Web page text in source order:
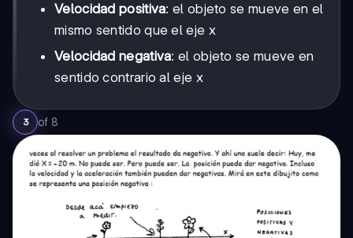
Velocidad positiva: el objeto se mueve en el
mismo sentido que el eje x
Velocidad negativa: el objeto se mueve en
sentido contrario al eje x
3 of 8